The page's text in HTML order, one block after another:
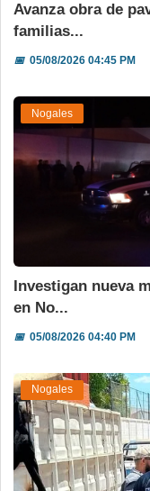
Avanza obra de
familias...
📅05/08/2026 04:45 PM
Nogales
Investigan nueva
en No...
📅05/08/2026 04:40 PM
Nogales